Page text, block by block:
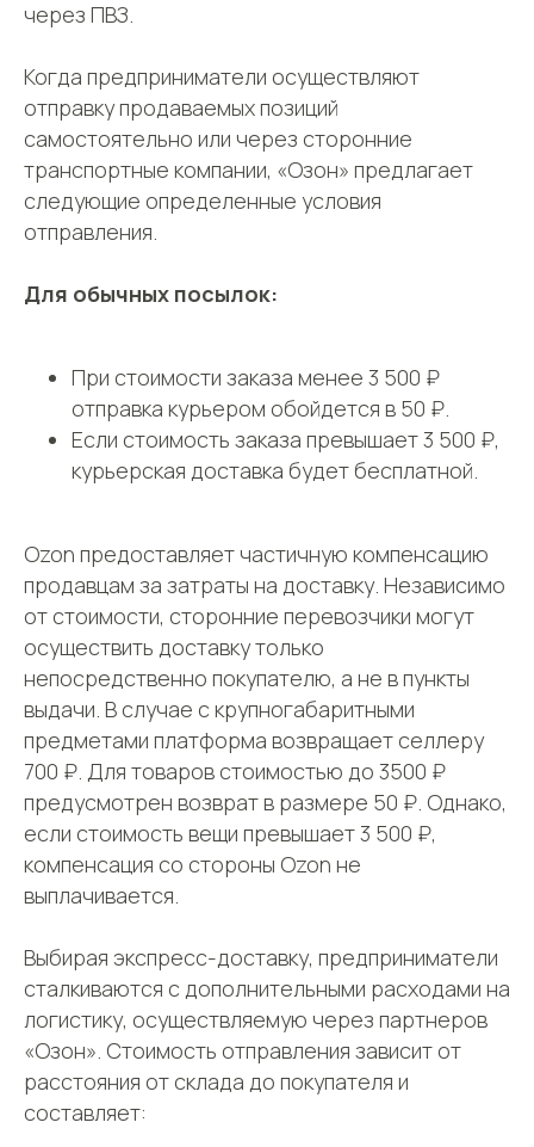
через ПВЗ.
Когда предприниматели осуществляют
отправку продаваемых позиций
самостоятельно или через сторонние
транспортные компании, «Озон» предлагает
следующие определенные условия
отправления.
Для обычных посылок:
При стоимости заказа менее 3 500 ₽
отправка курьером обойдется в 50 ₽.
Если стоимость заказа превышает 3 500 ₽,
курьерская доставка будет бесплатной.
Ozon предоставляет частичную компенсацию
продавцам за затраты на доставку. Независимо
от стоимости, сторонние перевозчики могут
осуществить доставку только
непосредственно покупателю, а не в пункты
выдачи. В случае с крупногабаритными
предметами платформа возвращает селлеру
700 ₽. Для товаров стоимостью до 3500 ₽
предусмотрен возврат в размере 50 ₽. Однако,
если стоимость вещи превышает 3 500 ₽,
компенсация со стороны Ozon не
выплачивается.
Выбирая экспресс-доставку, предприниматели
сталкиваются с дополнительными расходами на
логистику, осуществляемую через партнеров
«Озон». Стоимость отправления зависит от
расстояния от склада до покупателя и
составляет:
©2000 — 2026, Курьерская компания СДЭК
Политика сбора ПДн клиентов